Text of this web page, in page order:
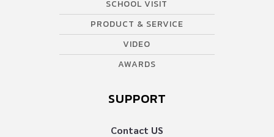
SCHOOL VISIT
PRODUCT & SERVICE
VIDEO
AWARDS
SUPPORT
Contact US